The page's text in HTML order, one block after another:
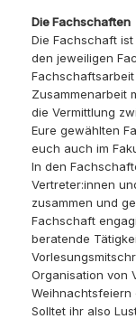
Die Fachschaften
Die Fachschaft
den jeweiligen
Zusammenarbeit
die Vermittlung
Eure gewählten
euch auch im
In den
Vertreter:innen
zusammen und
Fachschaft
beratende
Organisation von
Weihnachtsfeiern
Solltet ihr also